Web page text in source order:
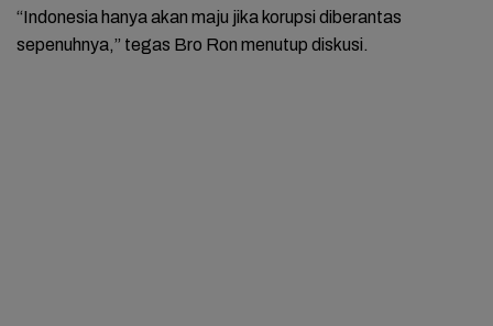
“Indonesia hanya akan maju jika korupsi diberantas
sepenuhnya,” tegas Bro Ron menutup diskusi.